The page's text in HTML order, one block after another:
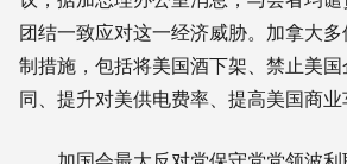
团结一致应对这一经济威胁。加拿大
制措施，包括将美国酒下架、禁止美
同、提升对美供电费率、提高美国商业